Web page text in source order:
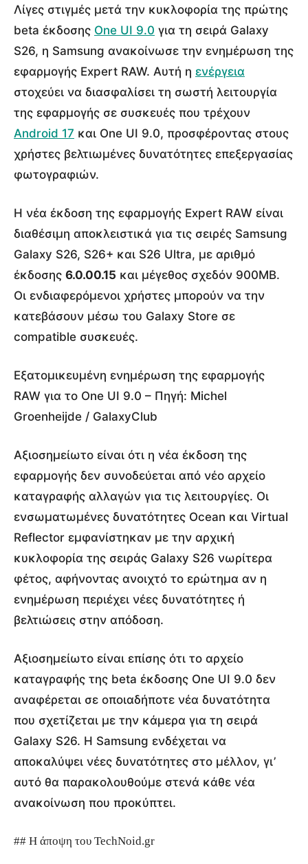
Λίγες στιγμές μετά την κυκλοφορία της πρώτης
beta έκδοσης One UI 9.0 για τη σειρά Galaxy
S26, η Samsung ανακοίνωσε την ενημέρωση της
εφαρμογής Expert RAW. Αυτή η ενέργεια
στοχεύει να διασφαλίσει τη σωστή λειτουργία
της εφαρμογής σε συσκευές που τρέχουν
Android 17 και One UI 9.0, προσφέροντας στους
χρήστες βελτιωμένες δυνατότητες επεξεργασίας
φωτογραφιών.
Η νέα έκδοση της εφαρμογής Expert RAW είναι
διαθέσιμη αποκλειστικά για τις σειρές Samsung
Galaxy S26, S26+ και S26 Ultra, με αριθμό
έκδοσης 6.0.00.15 και μέγεθος σχεδόν 900MB.
Οι ενδιαφερόμενοι χρήστες μπορούν να την
κατεβάσουν μέσω του Galaxy Store σε
compatible συσκευές.
Εξατομικευμένη ενημέρωση της εφαρμογής
RAW για το One UI 9.0 – Πηγή: Michel
Groenheijde / GalaxyClub
Αξιοσημείωτο είναι ότι η νέα έκδοση της
εφαρμογής δεν συνοδεύεται από νέο αρχείο
καταγραφής αλλαγών για τις λειτουργίες. Οι
ενσωματωμένες δυνατότητες Ocean και Virtual
Reflector εμφανίστηκαν με την αρχική
κυκλοφορία της σειράς Galaxy S26 νωρίτερα
φέτος, αφήνοντας ανοιχτό το ερώτημα αν η
ενημέρωση περιέχει νέες δυνατότητες ή
βελτιώσεις στην απόδοση.
Αξιοσημείωτο είναι επίσης ότι το αρχείο
καταγραφής της beta έκδοσης One UI 9.0 δεν
αναφέρεται σε οποιαδήποτε νέα δυνατότητα
που σχετίζεται με την κάμερα για τη σειρά
Galaxy S26. Η Samsung ενδέχεται να
αποκαλύψει νέες δυνατότητες στο μέλλον, γι’
αυτό θα παρακολουθούμε στενά κάθε νέα
ανακοίνωση που προκύπτει.
## Η άποψη του TechNoid.gr